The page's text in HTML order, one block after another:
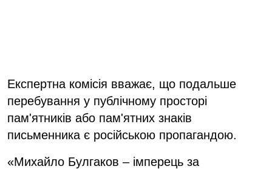
Експертна комісія вважає, що подальше
перебування у публічному просторі
пам'ятників або пам'ятних знаків
письменника є російською пропагандою.
«Михайло Булгаков – імперець за